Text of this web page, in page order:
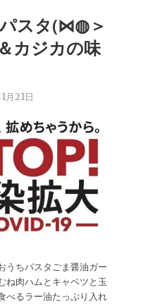
スタ(⋈◍＞
ジカの味
月21日
ちパスタごま醤油ガー
ね肉ハムとキャベツと玉
るラー油たっぷり入れ